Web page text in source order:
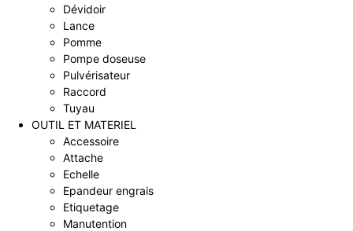
Dévidoir
Lance
Pomme
Pompe doseuse
Pulvérisateur
Raccord
Tuyau
OUTIL ET MATERIEL
Accessoire
Attache
Echelle
Epandeur engrais
Etiquetage
Manutention